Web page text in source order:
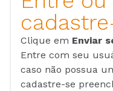
Clique em Enviar
Entre com seu
caso não possua
cadastre-se